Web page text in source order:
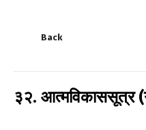
Back
३२. आत्मविकाससूत्र